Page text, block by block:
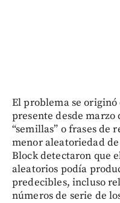
El problema se
presente desde marzo
“semillas” o frases de
menor aleatoriedad
Block detectaron que
aleatorios podía
predecibles, incluso
números de serie de